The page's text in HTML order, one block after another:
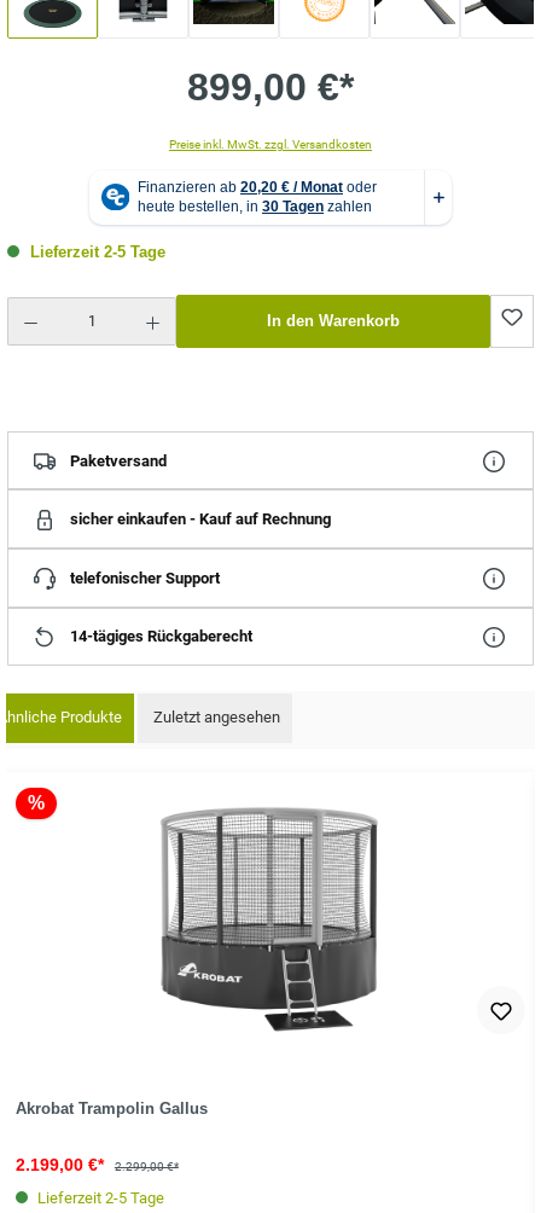
899,00 €*
Preise inkl. MwSt. zzgl. Versandkosten
Lieferzeit 2-5 Tage
In den Warenkorb
Paketversand
sicher einkaufen - Kauf auf Rechnung
telefonischer Support
14-tägiges Rückgaberecht
Produkte Zuletzt angesehen
%
Akrobat Trampolin Gallus
2.199,00 €* 2.299,00 €*
Lieferzeit 2-5 Tage